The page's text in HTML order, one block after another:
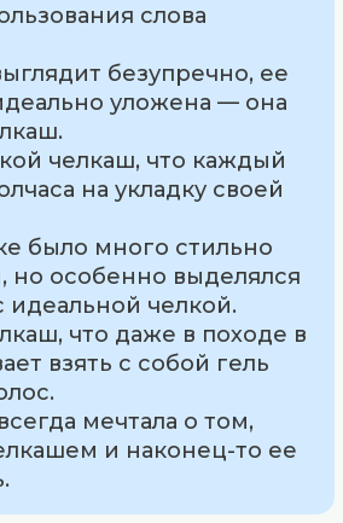
слова
безупречно, ее
уложена — она
челкаш, что каждый
на укладку своей
было много стильно
но особенно выделялся
идеальной челкой.
что даже в походе в
взять с собой гель
мечтала о том,
и наконец-то ее